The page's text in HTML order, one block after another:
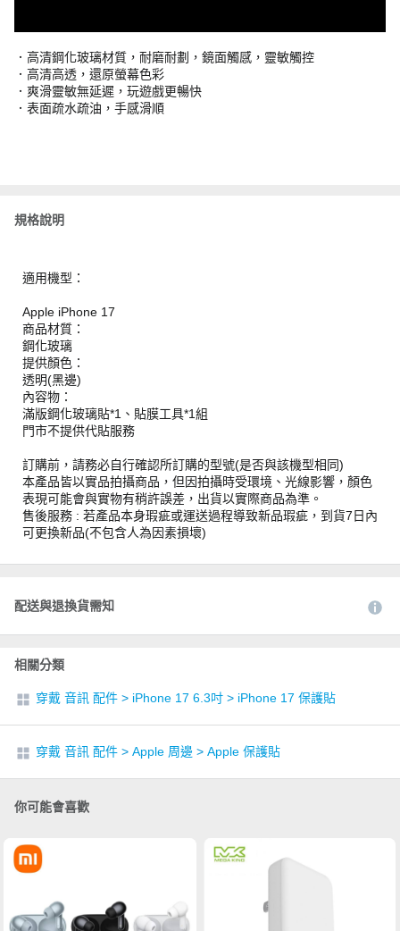
．高清鋼化玻璃材質，耐磨耐劃，鏡面觸感，靈敏觸控
．高清高透，還原螢幕色彩
．爽滑靈敏無延遲，玩遊戲更暢快
．表面疏水疏油，手感滑順
規格說明
適用機型：
Apple iPhone 17
商品材質：
鋼化玻璃
提供顏色：
透明(黑邊)
內容物：
滿版鋼化玻璃貼*1、貼膜工具*1組
門市不提供代貼服務
訂購前，請務必自行確認所訂購的型號(是否與該機型相同)
本產品皆以實品拍攝商品，但因拍攝時受環境、光線影響，顏色
表現可能會與實物有稍許誤差，出貨以實際商品為準。
售後服務 : 若產品本身瑕疵或運送過程導致新品瑕疵，到貨7日內
可更換新品(不包含人為因素損壞)
配送與退換貨需知
相關分類
穿戴 音訊 配件 > iPhone 17 6.3吋 > iPhone 17 保護貼
穿戴 音訊 配件 > Apple 周邊 > Apple 保護貼
你可能會喜歡